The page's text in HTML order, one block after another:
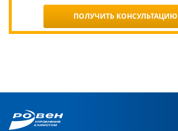
ПОЛУЧИТЬ КОНСУЛЬТАЦИЮ